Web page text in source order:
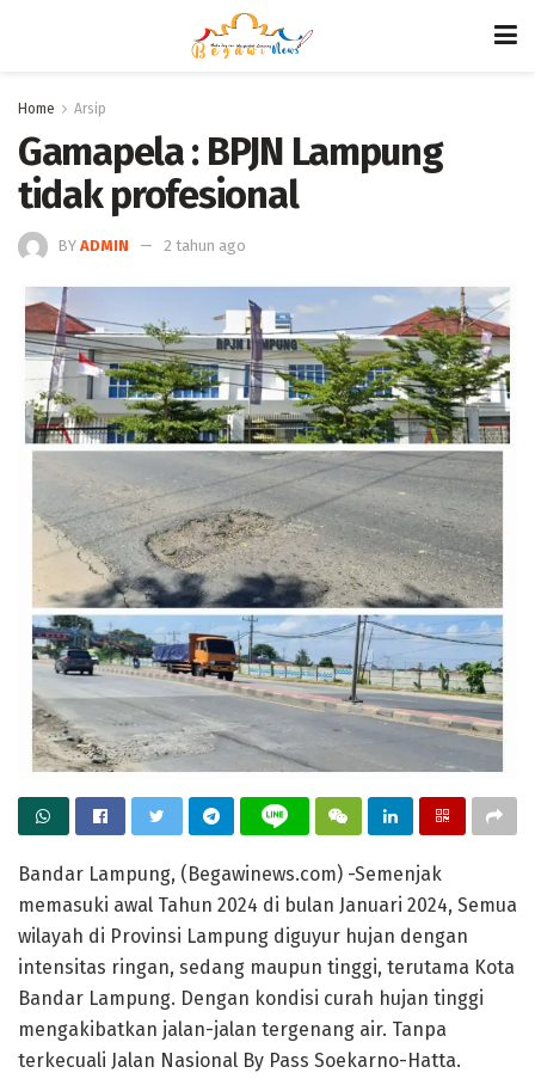
Home Arsip
Gamapela : BPJN Lampung
tidak profesional
BY ADMIN 2 tahun ago
Bandar Lampung, (Begawinews.com) -Semenjak
memasuki awal Tahun 2024 di bulan Januari 2024, Semua
wilayah di Provinsi Lampung diguyur hujan dengan
intensitas ringan, sedang maupun tinggi, terutama Kota
Bandar Lampung. Dengan kondisi curah hujan tinggi
mengakibatkan jalan-jalan tergenang air. Tanpa
terkecuali Jalan Nasional By Pass Soekarno-Hatta.